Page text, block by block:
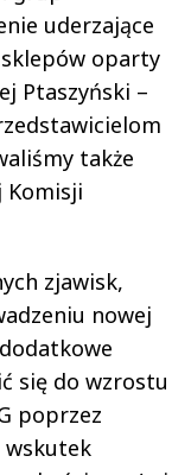
uderzające
oparty
Ptaszyński –
także
Komisji
zjawisk,
nowej
się do wzrostu
poprzez
wskutek